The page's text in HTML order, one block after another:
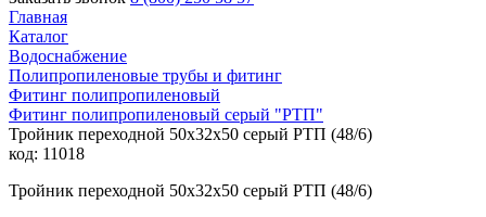
Главная
Каталог
Водоснабжение
Полипропиленовые трубы и фитинг
Фитинг полипропиленовый
Фитинг полипропиленовый серый "РТП"
Тройник переходной 50х32х50 серый РТП (48/6)
код: 11018
Тройник переходной 50х32х50 серый РТП (48/6)